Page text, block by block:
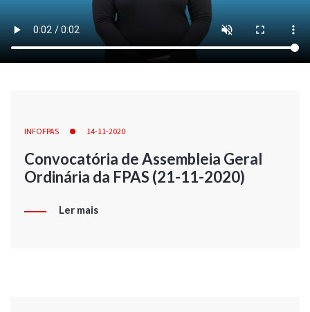
INFOFPAS 14-11-2020
Convocatória de Assembleia Geral
Ordinária da FPAS (21-11-2020)
Ler mais